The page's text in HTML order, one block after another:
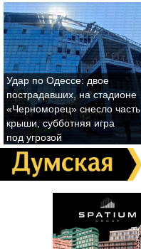
Удар по Одессе: двое
пострадавших, на стадионе
«Черноморец» снесло часть
крыши, субботняя игра
под угрозой